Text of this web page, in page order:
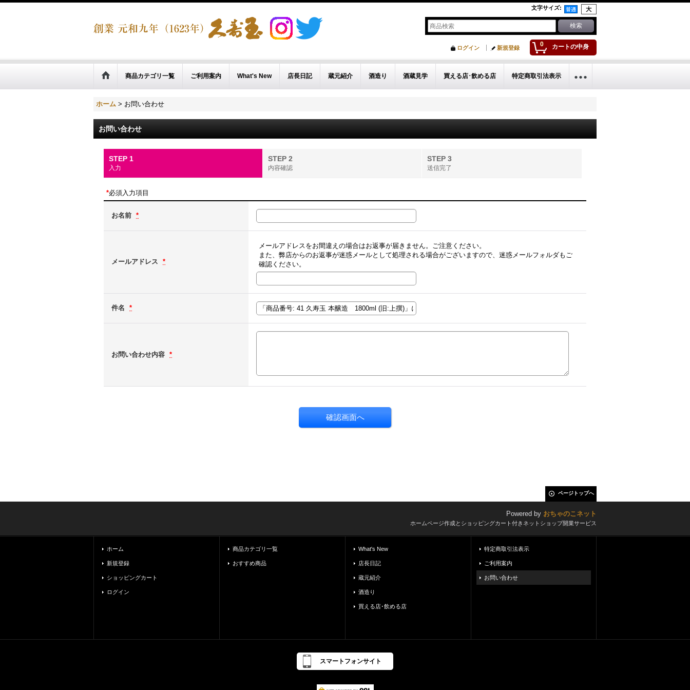
文字サイズ:
0 カートの中身
ログイン 新規登録
商品カテゴリ一覧 ご利用案内 What's New 店長日記 蔵元紹介 酒造り 酒蔵見学 買える店･飲める店 特定商取引法表示
ホーム > お問い合わせ
お問い合わせ
STEP 1
入力
STEP 2
内容確認
STEP 3
送信完了
*必須入力項目
お名前 *
メールアドレス *
メールアドレスをお間違えの場合はお返事が届きません。ご注意ください。
また、弊店からのお返事が迷惑メールとして処理される場合がございますので、迷惑メールフォルダもご
確認ください。
件名 *
お問い合わせ内容 *
ページトップへ
Powered by おちゃのこネット
ホームページ作成とショッピングカート付きネットショップ開業サービス
ホーム
新規登録
ショッピングカート
ログイン
商品カテゴリ一覧
おすすめ商品
What's New
店長日記
蔵元紹介
酒造り
買える店･飲める店
特定商取引法表示
ご利用案内
お問い合わせ
スマートフォンサイト